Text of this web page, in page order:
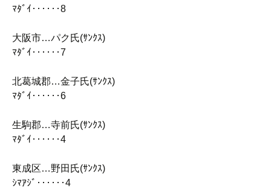
ﾏﾀﾞｲ‥‥‥8
大阪市…パク氏(ｻﾝｸｽ)
ﾏﾀﾞｲ‥‥‥7
北葛城郡…金子氏(ｻﾝｸｽ)
ﾏﾀﾞｲ‥‥‥6
生駒郡…寺前氏(ｻﾝｸｽ)
ﾏﾀﾞｲ‥‥‥4
東成区…野田氏(ｻﾝｸｽ)
ｼﾏｱｼﾞ‥‥‥4